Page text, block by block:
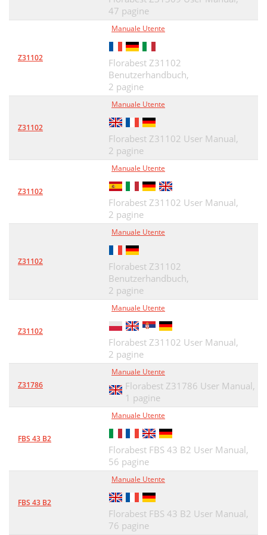
47 pagine
Z31102
Manuale Utente
Florabest Z31102
Benutzerhandbuch,
2 pagine
Z31102
Manuale Utente
Florabest Z31102 User Manual,
2 pagine
Z31102
Manuale Utente
Florabest Z31102 User Manual,
2 pagine
Z31102
Manuale Utente
Florabest Z31102
Benutzerhandbuch,
2 pagine
Z31102
Manuale Utente
Florabest Z31102 User Manual,
2 pagine
Z31786
Manuale Utente
Florabest Z31786 User Manual,
1 pagine
FBS 43 B2
Manuale Utente
Florabest FBS 43 B2 User Manual,
56 pagine
FBS 43 B2
Manuale Utente
Florabest FBS 43 B2 User Manual,
76 pagine